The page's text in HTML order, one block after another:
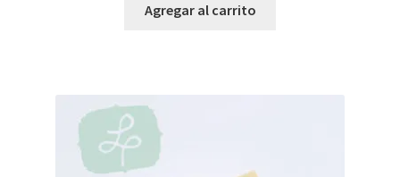
Agregar al carrito